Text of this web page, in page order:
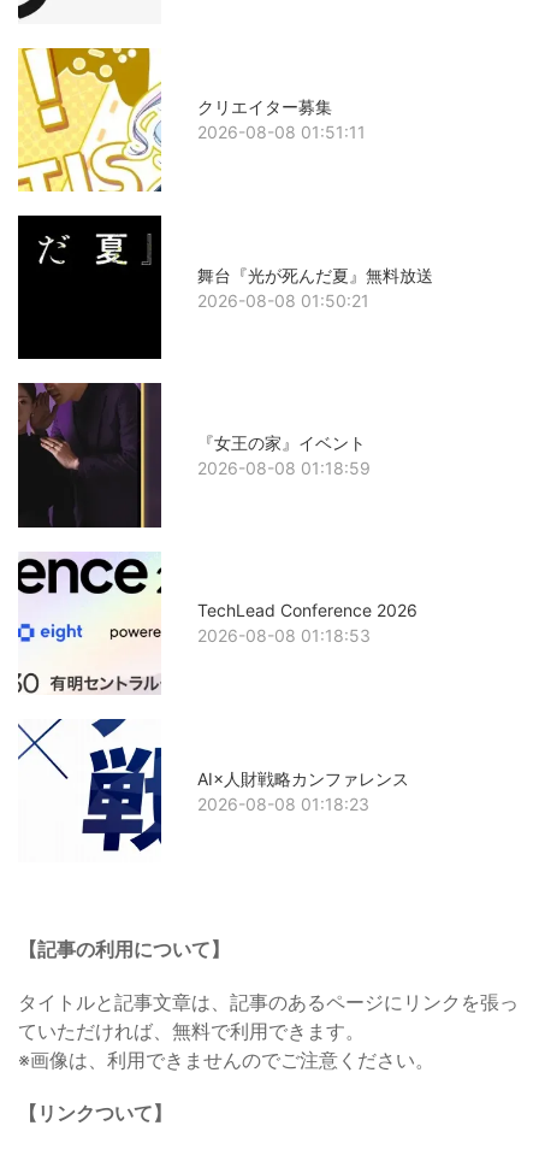
クリエイター募集
2026-08-08 01:51:11
舞台『光が死んだ夏』無料放送
2026-08-08 01:50:21
『女王の家』イベント
2026-08-08 01:18:59
TechLead Conference 2026
2026-08-08 01:18:53
AI×人財戦略カンファレンス
2026-08-08 01:18:23
【記事の利用について】
タイトルと記事文章は、記事のあるページにリンクを張っ
ていただければ、無料で利用できます。
※画像は、利用できませんのでご注意ください。
【リンクついて】